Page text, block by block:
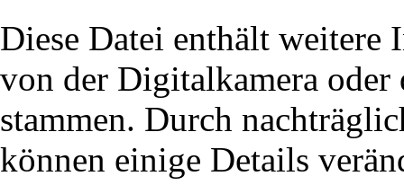
Diese Datei enthält weitere
von der Digitalkamera oder
stammen. Durch
können einige Details